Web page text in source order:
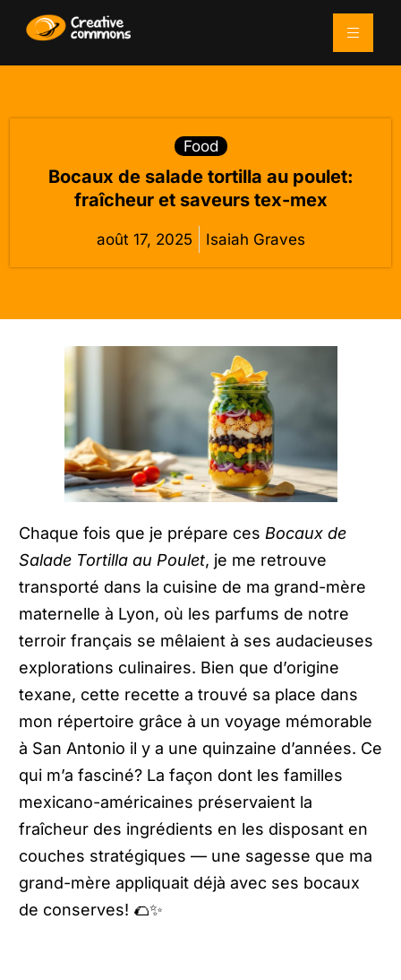
Food
Bocaux de salade tortilla au poulet:
fraîcheur et saveurs tex-mex
août 17, 2025 Isaiah Graves
Chaque fois que je prépare ces Bocaux de
Salade Tortilla au Poulet, je me retrouve
transporté dans la cuisine de ma grand-mère
maternelle à Lyon, où les parfums de notre
terroir français se mêlaient à ses audacieuses
explorations culinaires. Bien que d’origine
texane, cette recette a trouvé sa place dans
mon répertoire grâce à un voyage mémorable
à San Antonio il y a une quinzaine d’années. Ce
qui m’a fasciné? La façon dont les familles
mexicano-américaines préservaient la
fraîcheur des ingrédients en les disposant en
couches stratégiques — une sagesse que ma
grand-mère appliquait déjà avec ses bocaux
de conserves! 🌮✨